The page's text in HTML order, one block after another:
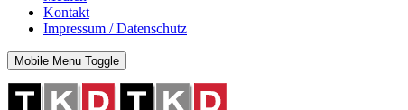
Kontakt
Impressum / Datenschutz
Mobile Menu Toggle